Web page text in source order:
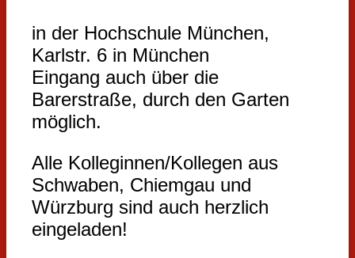
in der Hochschule München,
Karlstr. 6 in München
Eingang auch über die
Barerstraße, durch den Garten
möglich.
Alle Kolleginnen/Kollegen aus
Schwaben, Chiemgau und
Würzburg sind auch herzlich
eingeladen!